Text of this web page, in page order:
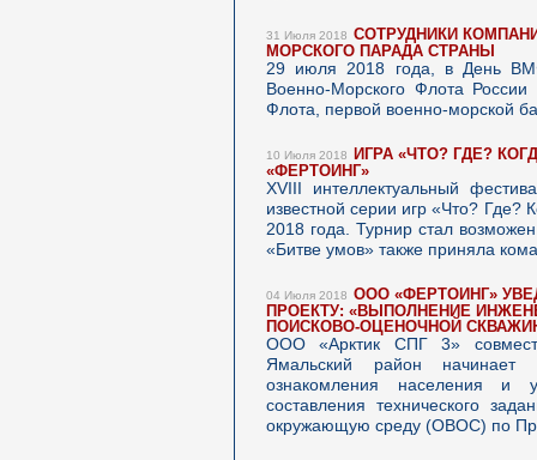
31 Июля 2018 СОТРУДНИКИ
МОРСКОГО ПАРАДА СТРАНЫ
29 июля 2018 года, в День
Военно-Морского Флота
Флота, первой военно-морской
10 Июля 2018
ИГРА «ЧТО? ГДЕ?
«ФЕРТОИНГ»
XVIII интеллектуальный
известной серии игр «Что? Где?
2018 года. Турнир стал
«Битве умов» также приняла
04 Июля 2018 ООО «ФЕРТОИНГ»
ПРОЕКТУ: «ВЫПОЛНЕНИЕ
ПОИСКОВО-ОЦЕНОЧНОЙ
ООО «Арктик СПГ 3»
Ямальский район начинает
ознакомления населения и
составления технического
окружающую среду (ОВОС) по